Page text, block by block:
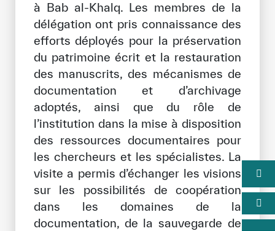
à Bab al-Khalq. Les membres de la
délégation ont pris connaissance des
efforts déployés pour la préservation
du patrimoine écrit et la restauration
des manuscrits, des mécanismes de
documentation et d’archivage
adoptés, ainsi que du rôle de
l’institution dans la mise à disposition
des ressources documentaires pour
les chercheurs et les spécialistes. La
visite a permis d’échanger les visions
sur les possibilités de coopération
dans les domaines de la
documentation, de la sauvegarde de